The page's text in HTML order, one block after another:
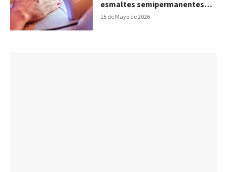
15 de Mayo de 2026
esmaltes semipermanentes
por riesgos sanitarios